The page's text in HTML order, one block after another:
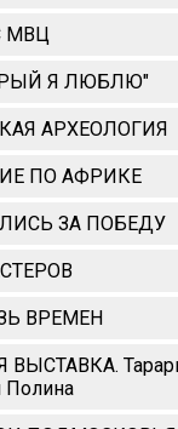
МВЦ
Я ЛЮБЛЮ"
АРХЕОЛОГИЯ
ПО АФРИКЕ
ЗА ПОБЕДУ
ВРЕМЕН
Полина